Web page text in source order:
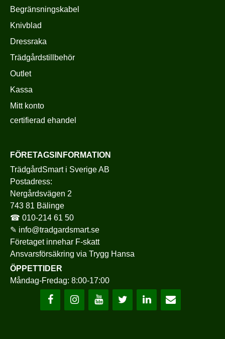
Begränsningskabel
Knivblad
Dressraka
Trädgårdstillbehör
Outlet
Kassa
Mitt konto
certifierad ehandel
FÖRETAGSINFORMATION
TrädgårdSmart i Sverige AB
Postadress:
Nergårdsvägen 2
743 81 Bälinge
☎ 010-214 61 50
✎ info@tradgardsmart.se
Företaget innehar F-skatt
Ansvarsförsäkring via Trygg Hansa
ÖPPETTIDER
Måndag-Fredag: 8:00-17:00